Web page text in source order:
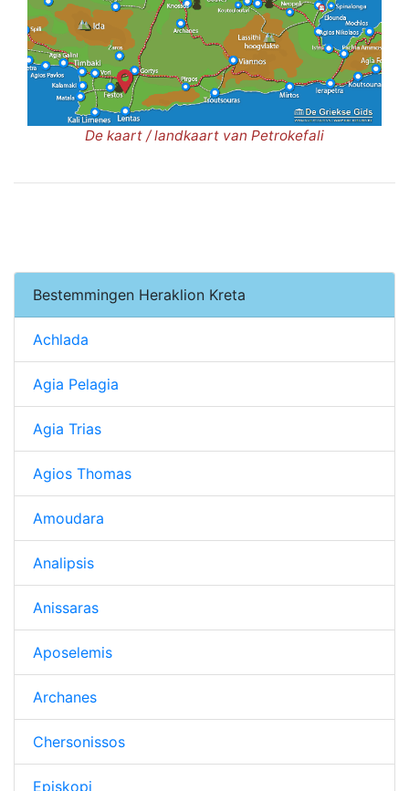
De kaart / landkaart van Petrokefali
Bestemmingen Heraklion Kreta
Achlada
Agia Pelagia
Agia Trias
Agios Thomas
Amoudara
Analipsis
Anissaras
Aposelemis
Archanes
Chersonissos
Episkopi